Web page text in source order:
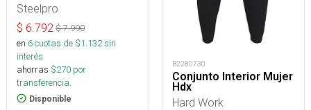
Steelpro
$ 6.792 $7.990
en 6cuotas de $1.132sin
interés
ahorras $270 por
transferencia.
Disponible
B2280730
Conjunto Interior Mujer
Hdx
Hard Work